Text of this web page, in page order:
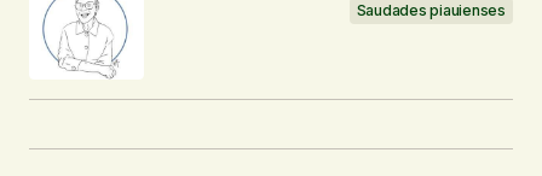
Saudades piauienses